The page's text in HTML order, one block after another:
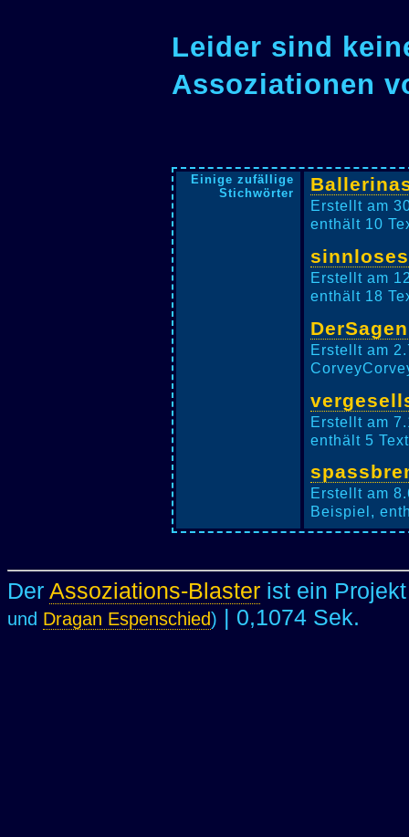
Leider sind
Assoziationen
Einige zufällige
Stichwörter
Erstellt am
enthält 10
sinnloses
Erstellt am
enthält 18
Erstellt am
Erstellt am
enthält 5
Erstellt am
Beispiel,
Der Assoziations-Blaster ist ein
und Dragan Espenschied) | 0,1074 Sek.